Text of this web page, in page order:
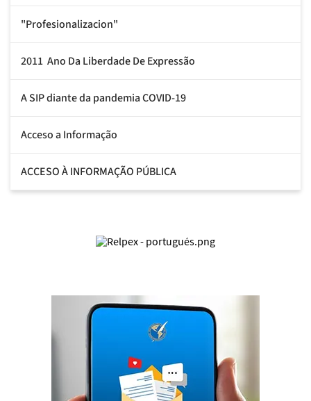
"Profesionalizacion"
2011  Ano Da Liberdade De Expressão
A SIP diante da pandemia COVID-19
Acceso a Informação
ACCESO À INFORMAÇÃO PÚBLICA